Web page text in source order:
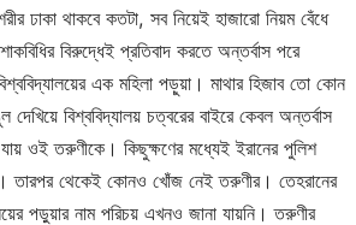
ঢাকা থাকবে কতটা, সব নিয়েই হাজারো নিয়ম বেঁধে
বিরুদ্ধেই প্রতিবাদ করতে অন্তর্বাস পরে
এক মহিলা পড়ুয়া। মাথার হিজাব তো কোন
বিশ্ববিদ্যালয় চত্বরের বাইরে কেবল অন্তর্বাস
ওই তরুণীকে। কিছুক্ষণের মধ্যেই ইরানের পুলিশ
তারপর থেকেই কোনও খোঁজ নেই তরুণীর। তেহরানের
পড়ুয়ার নাম পরিচয় এখনও জানা যায়নি। তরুণীর